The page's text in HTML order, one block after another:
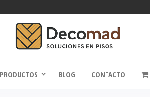
PRODUCTOS BLOG CONTACTO